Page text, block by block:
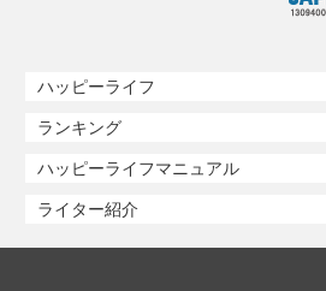
ハッピーライフ
ランキング
ハッピーライフマニュアル
ライター紹介